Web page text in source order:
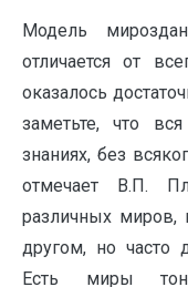
Модель
отличается от
оказалось
заметьте, что
знаниях, без
отмечает В.П.
различных миров,
другом, но часто
Есть миры